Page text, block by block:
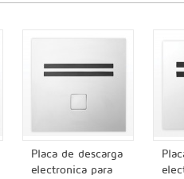
Placa de descarga
electronica para